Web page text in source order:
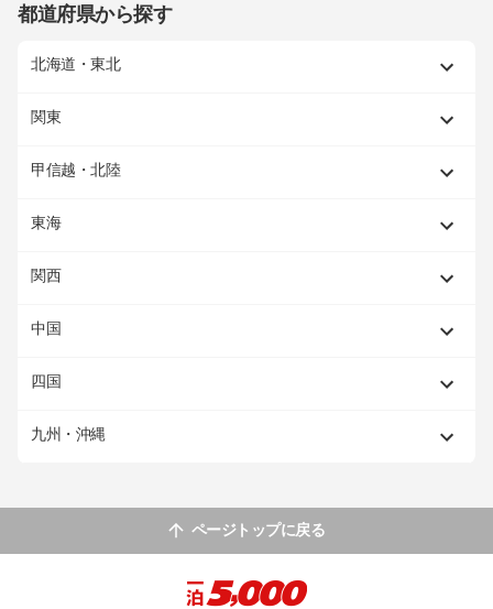
都道府県から探す
北海道・東北
関東
甲信越・北陸
東海
関西
中国
四国
九州・沖縄
ページトップに戻る